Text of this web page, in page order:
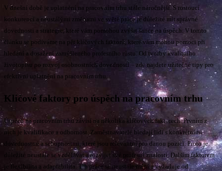
V dnešní době je uplatnění na pracovním trhu stále náročnější. S rostoucí
konkurencí a neustálými změnami ve světě práce je důležité mít správné
dovednosti a strategie, které vám pomohou zvýšit šance na úspěch. V tomto
článku se podíváme na pět klíčových faktorů, které vám mohou pomoci při
hledání a dosažení zamýšleného profesního růstu. Od tvorby kvalitního
životopisu po rozvoj osobnostních dovedností – zde najdete užitečné tipy pro
efektivní uplatnění na pracovním trhu.
Klíčové faktory pro úspěch na pracovním trhu
Úspěch na pracovním trhu závisí na několika klíčových faktorech. Prvním z
nich je kvalifikace a odbornost. Zaměstnavatelé hledají lidi s konkrétními
dovednostmi a schopnostmi, které jsou relevantní pro danou pozici. Proto je
důležité neustále se vzdělávat a rozvíjet své profesní znalosti. Dalším faktorem
je flexibilita a adaptabilita. Trh práce se neustále mění a vyžaduje od